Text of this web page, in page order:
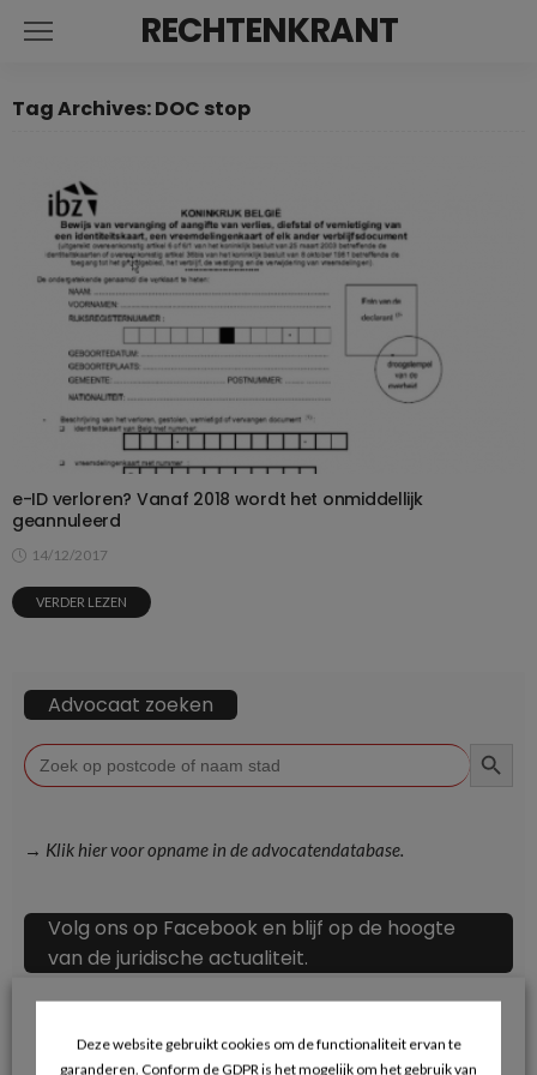
RECHTENKRANT
Tag Archives: DOC stop
e-ID verloren? Vanaf 2018 wordt het onmiddellijk
geannuleerd
14/12/2017
VERDER LEZEN
Advocaat zoeken
Zoek
naar:
→ Klik hier voor opname in de advocatendatabase.
Volg ons op Facebook en blijf op de hoogte
van de juridische actualiteit.
Deze website gebruikt cookies om de functionaliteit ervan te
garanderen. Conform de GDPR is het mogelijk om het gebruik van